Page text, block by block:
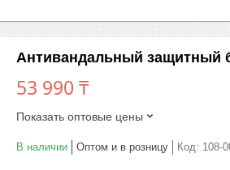
Антивандальный защитный
53 990 ₸
Показать оптовые цены
В наличии Оптом и в розницу Код: 108-